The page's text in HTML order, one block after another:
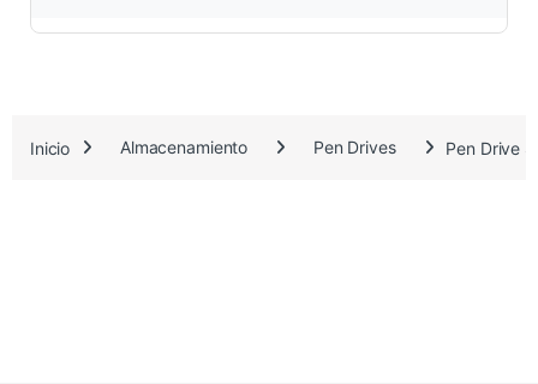
4
5
Inicio Almacenamiento Pen Drives Pen Drive